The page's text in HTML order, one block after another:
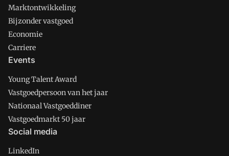
Marktontwikkeling
Bijzonder vastgoed
Economie
Carriere
Events
Young Talent Award
Vastgoedpersoon van het jaar
Nationaal Vastgoeddiner
Vastgoedmarkt 50 jaar
Social media
LinkedIn